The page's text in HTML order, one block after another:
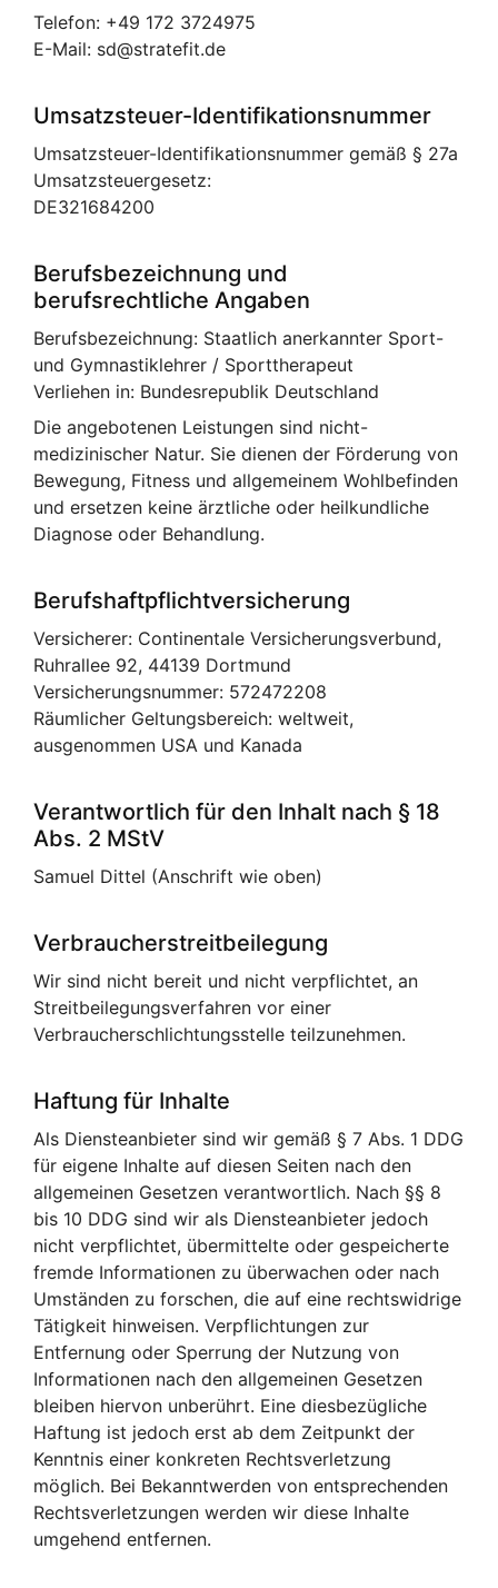
Telefon: +49 172 3724975
E-Mail: sd@stratefit.de
Umsatzsteuer-Identifikationsnummer
Umsatzsteuer-Identifikationsnummer gemäß § 27a
Umsatzsteuergesetz:
DE321684200
Berufsbezeichnung und
berufsrechtliche Angaben
Berufsbezeichnung: Staatlich anerkannter Sport-
und Gymnastiklehrer / Sporttherapeut
Verliehen in: Bundesrepublik Deutschland
Die angebotenen Leistungen sind nicht-
medizinischer Natur. Sie dienen der Förderung von
Bewegung, Fitness und allgemeinem Wohlbefinden
und ersetzen keine ärztliche oder heilkundliche
Diagnose oder Behandlung.
Berufshaftpflichtversicherung
Versicherer: Continentale Versicherungsverbund,
Ruhrallee 92, 44139 Dortmund
Versicherungsnummer: 572472208
Räumlicher Geltungsbereich: weltweit,
ausgenommen USA und Kanada
Verantwortlich für den Inhalt nach § 18
Abs. 2 MStV
Samuel Dittel (Anschrift wie oben)
Verbraucherstreitbeilegung
Wir sind nicht bereit und nicht verpflichtet, an
Streitbeilegungsverfahren vor einer
Verbraucherschlichtungsstelle teilzunehmen.
Haftung für Inhalte
Als Diensteanbieter sind wir gemäß § 7 Abs. 1 DDG
für eigene Inhalte auf diesen Seiten nach den
allgemeinen Gesetzen verantwortlich. Nach §§ 8
bis 10 DDG sind wir als Diensteanbieter jedoch
nicht verpflichtet, übermittelte oder gespeicherte
fremde Informationen zu überwachen oder nach
Umständen zu forschen, die auf eine rechtswidrige
Tätigkeit hinweisen. Verpflichtungen zur
Entfernung oder Sperrung der Nutzung von
Informationen nach den allgemeinen Gesetzen
bleiben hiervon unberührt. Eine diesbezügliche
Haftung ist jedoch erst ab dem Zeitpunkt der
Kenntnis einer konkreten Rechtsverletzung
möglich. Bei Bekanntwerden von entsprechenden
Rechtsverletzungen werden wir diese Inhalte
umgehend entfernen.